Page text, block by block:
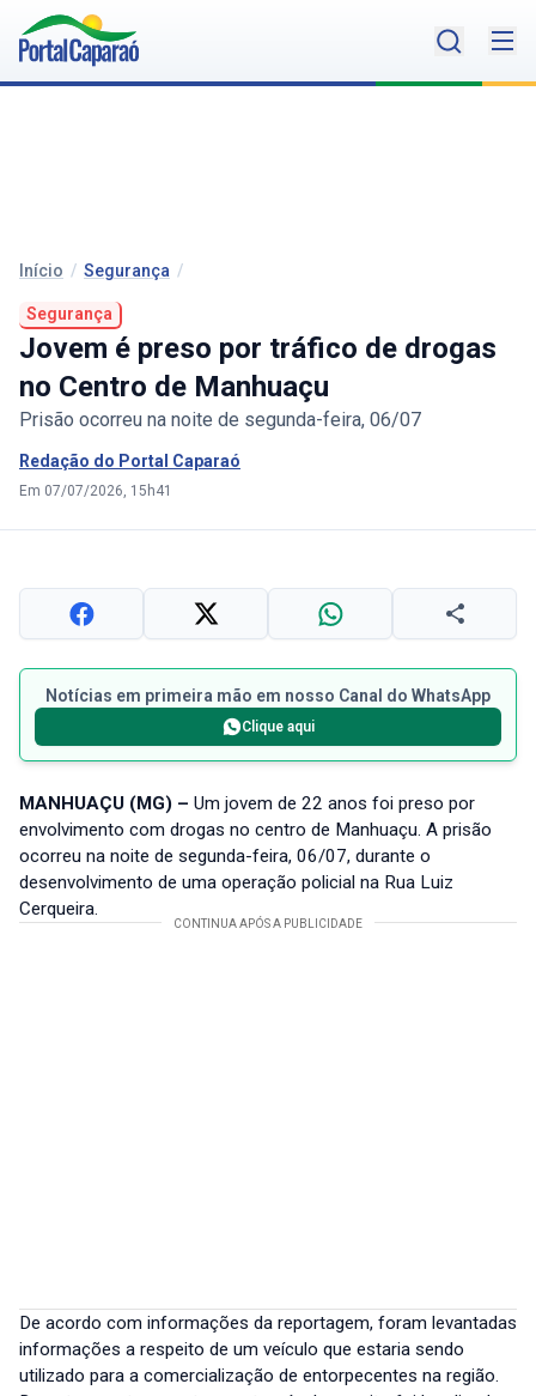
Início / Segurança /
Segurança
Jovem é preso por tráfico de drogas
no Centro de Manhuaçu
Prisão ocorreu na noite de segunda-feira, 06/07
Redação do Portal Caparaó
Em 07/07/2026, 15h41
Notícias em primeira mão em nosso Canal do WhatsApp
Clique aqui
MANHUAÇU (MG) – Um jovem de 22 anos foi preso por
envolvimento com drogas no centro de Manhuaçu. A prisão
ocorreu na noite de segunda-feira, 06/07, durante o
desenvolvimento de uma operação policial na Rua Luiz
Cerqueira.
De acordo com informações da reportagem, foram levantadas
informações a respeito de um veículo que estaria sendo
utilizado para a comercialização de entorpecentes na região.